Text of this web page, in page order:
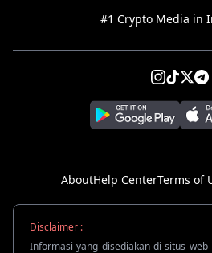
#1 Crypto Media in
AboutHelp CenterTerms of
Disclaimer :
Informasi yang disediakan di situs